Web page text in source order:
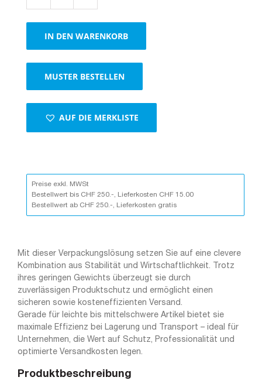
–
flexibel,
sicher,
versandbereit
IN DEN WARENKORB
MUSTER BESTELLEN
AUF DIE MERKLISTE
Preise exkl. MWSt
Bestellwert bis CHF 250.-, Lieferkosten CHF 15.00
Bestellwert ab CHF 250.-, Lieferkosten gratis
Mit dieser Verpackungslösung setzen Sie auf eine clevere
Kombination aus Stabilität und Wirtschaftlichkeit. Trotz
ihres geringen Gewichts überzeugt sie durch
zuverlässigen Produktschutz und ermöglicht einen
sicheren sowie kosteneffizienten Versand.
Gerade für leichte bis mittelschwere Artikel bietet sie
maximale Effizienz bei Lagerung und Transport – ideal für
Unternehmen, die Wert auf Schutz, Professionalität und
optimierte Versandkosten legen.
Produktbeschreibung